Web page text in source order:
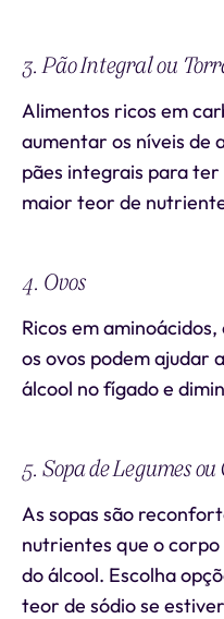
3. Pão Integral ou
Alimentos ricos em
aumentar os níveis de
pães integrais para
maior teor de
4. Ovos
Ricos em
os ovos podem ajudar
álcool no fígado e
5. Sopa de Legumes
As sopas são
nutrientes que o
do álcool. Escolha
teor de sódio se